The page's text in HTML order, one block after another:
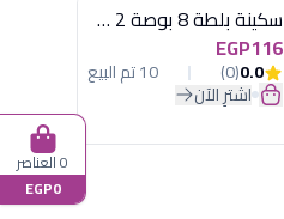
سكينة بلطة 8 بوصة 2 مسمار
EGP116
0.0
(0) 10 تم البيع
اشترِ الآن
0 العناصر
EGP0